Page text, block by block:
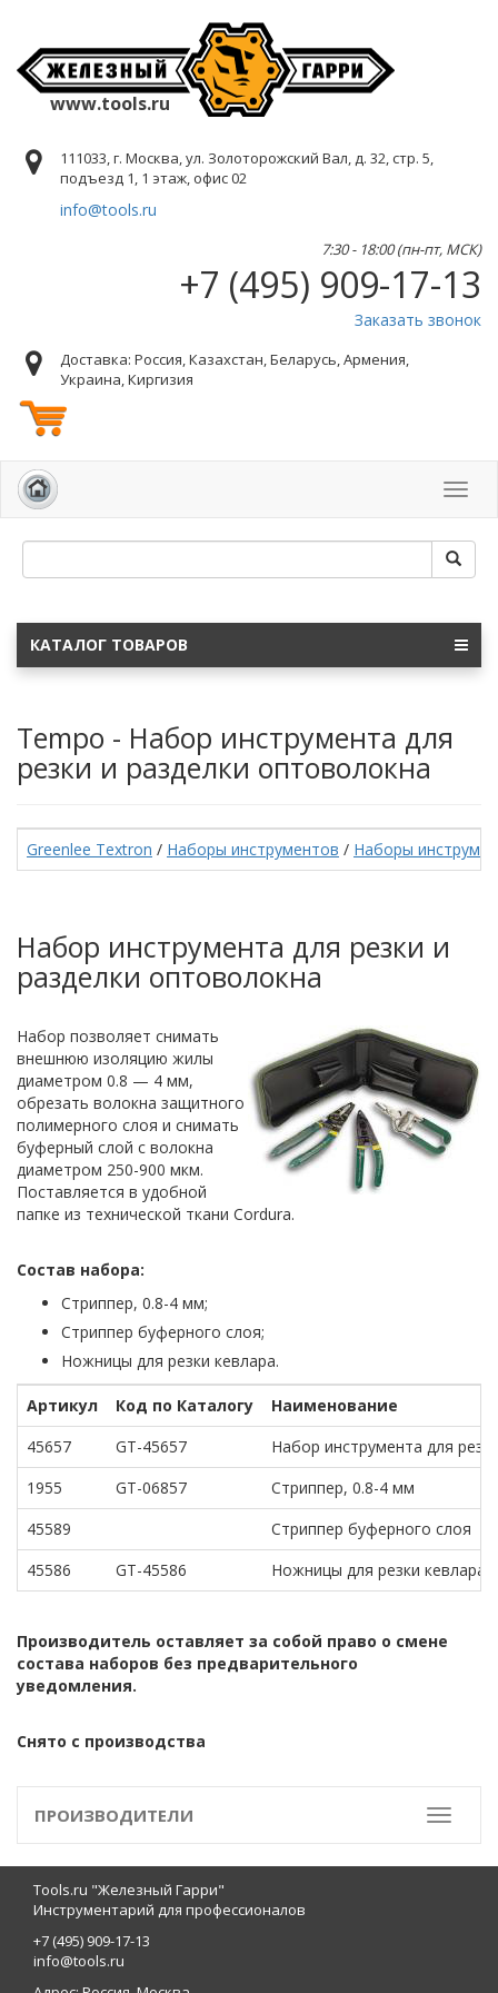
www.tools.ru
111033, г. Москва, ул. Золоторожский Вал, д. 32, стр. 5,
подъезд 1, 1 этаж, офис 02
info@tools.ru
7:30 - 18:00 (пн-пт, МСК)
+7 (495) 909-17-13
Заказать звонок
Доставка: Россия, Казахстан, Беларусь, Армения,
Украина, Киргизия
КАТАЛОГ ТОВАРОВ
Tempo - Набор инструмента для
резки и разделки оптоволокна
Greenlee Textron / Наборы инструментов / Наборы
Набор инструмента для резки и
разделки оптоволокна
Набор позволяет снимать
внешнюю изоляцию жилы
диаметром 0.8 — 4 мм,
обрезать волокна защитного
полимерного слоя и снимать
буферный слой с волокна
диаметром 250-900 мкм.
Поставляется в удобной
папке из технической ткани Cordura.
Состав набора:
Стриппер, 0.8-4 мм;
Стриппер буферного слоя;
Ножницы для резки кевлара.
Артикул Код по Каталогу
Наименование
45657
GT-45657
Набор инструмента для
1955
GT-06857
Стриппер, 0.8-4 мм
45589
Стриппер буферного слоя
45586
GT-45586 Ножницы для резки кевлара
Производитель оставляет за собой право о смене
состава наборов без предварительного
уведомления.
Снято с производства
Toggle
ПРОИЗВОДИТЕЛИ
Tools.ru "Железный Гарри"
Инструментарий для профессионалов
+7 (495) 909-17-13
info@tools.ru